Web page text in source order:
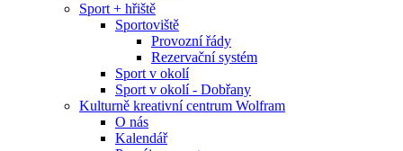
Sport + hřiště
Sportoviště
Provozní řády
Rezervační systém
Sport v okolí
Sport v okolí - Dobřany
Kulturně kreativní centrum Wolfram
O nás
Kalendář